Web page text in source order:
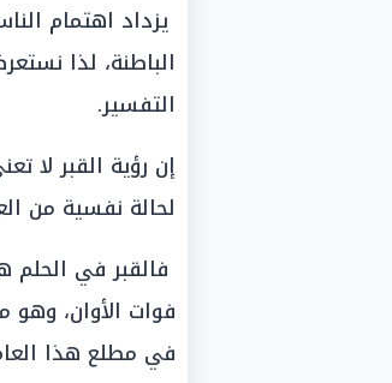
يزداد اهتمام
الباطنة، لذا
التفسير.
إن رؤية القبر لا
لحالة نفسية من
فالقبر في الحلم
فوات الأوان، وهو
في مطلع هذا